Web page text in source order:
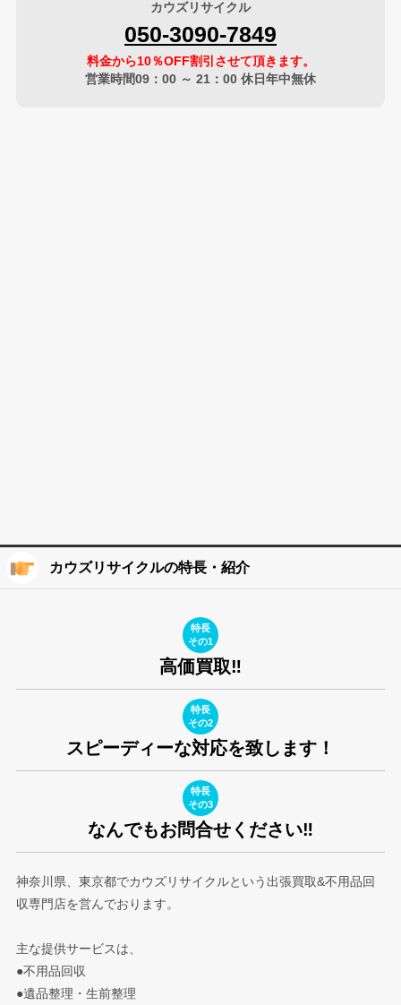
カウズリサイクル
050-3090-7849
料金から10％OFF割引させて頂きます。
営業時間09：00 ～ 21：00 休日年中無休
カウズリサイクルの特長・紹介
特長
その1
高価買取‼︎
特長
その2
スピーディーな対応を致します！
特長
その3
なんでもお問合せください‼︎
神奈川県、東京都でカウズリサイクルという出張買取&不用品回
収専門店を営んでおります。
主な提供サービスは、
●不用品回収
●遺品整理・生前整理